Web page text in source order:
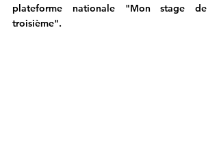
plateforme nationale "Mon stage de
troisième".